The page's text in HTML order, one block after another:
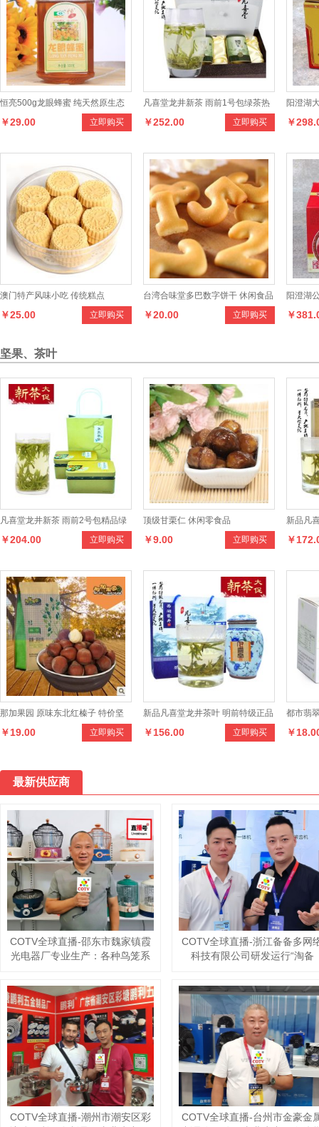
恒亮500g龙眼蜂蜜 纯天然原生态
高浓度土蜂蜜 优质蜂蜜 立即购买
￥29.00
凡喜堂龙井新茶 雨前1号包绿茶热
销 200克礼盒茶叶 立即购买
￥252.00
阳澄湖
2.8-2.5
￥
澳门特产风味小吃 传统糕点
立即购买
￥25.00
台湾合味堂多巴数字饼干 休闲食品
零食 立即购买
￥20.00
阳澄湖
8只或
￥
坚果、茶叶
凡喜堂龙井新茶 雨前2号包精品绿
茶 200克罐装茶叶 立即购买
￥204.00
顶级甘栗仁 休闲零食品
立即购买
￥9.00
新品凡
罐装茶
￥
那加果园 原味东北红榛子 特价坚
果零食 清香开口红榛子 250g装
立即购买
￥19.00
新品凡喜堂龙井茶叶 明前特级正品
70克瓷罐装茶叶 立即购买
￥156.00
都市翡
刮油 清
￥
最新供应商
COTV全球直播-临沂市兰山区超
越清洁用品厂专业生产：竹纤维
块、擦车巾、元宝巾+清洁球、刷
洗块、清洁抺布等清洁用品，欢
迎大家光临！
COTV全球直播-揭阳市榕城区
个仔餐具厂专业生产不锈钢饭
具、不锈钢西餐套具、伴手礼
餐具用品，设计时尚、制造精
良、款式多样，现货供应并承
国内外订单，欢迎大家光临！
COTV全球直播-霸州市樊鑫家具
COTV全球直播-广西玉林市百